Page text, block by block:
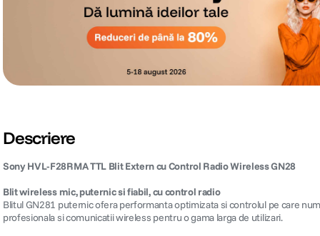
Descriere
Sony HVL-F28RMA TTL Blit Extern cu Control Radio Wireless GN28
Blit wireless mic, puternic si fiabil, cu control radio
Blitul GN281 puternic ofera performanta optimizata si controlul pe care
profesionala si comunicatii wireless pentru o gama larga de utilizari.